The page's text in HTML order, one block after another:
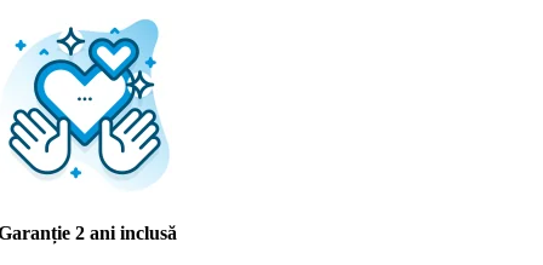
2 ani inclusă